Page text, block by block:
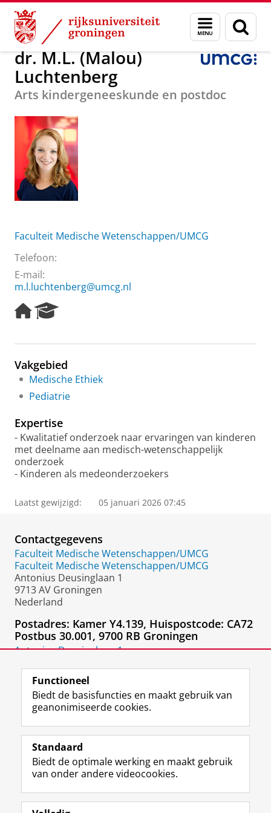
Skip
Content
Skip
Navigation
Menu
en
zoeken
Over ons dr. M.L. (Malou) Luchtenberg
dr. M.L. (Malou)
Luchtenberg
Arts kindergeneeskunde en postdoc
Faculteit Medische Wetenschappen/UMCG
Telefoon:
E-mail:
m.l.luchtenberg@umcg.nl
H
o
e
a
g
e
e
r
c
h
r
t
a
l
Vakgebied
Medische Ethiek
Pediatrie
Expertise
- Kwalitatief onderzoek naar ervaringen van kinderen
met deelname aan medisch-wetenschappelijk
onderzoek
- Kinderen als medeonderzoekers
Laatst gewijzigd: 05 januari 2026 07:45
Contactgegevens
Faculteit Medische Wetenschappen/UMCG
Faculteit Medische Wetenschappen/UMCG
Antonius Deusinglaan 1
9713 AV Groningen
Nederland
Postadres: Kamer Y4.139, Huispostcode: CA72
Postbus 30.001, 9700 RB Groningen
Antonius Deusinglaan 1
Volg de RUG
F
a
e
b
o
L
i
k
e
I
R
S
-
f
e
I
n
t
r
Y
o
T
e
Studiekiezers
Alumni
Functioneel
Biedt de basisfuncties en maakt gebruik van
geanonimiseerde cookies.
Standaard
Biedt de optimale werking en maakt gebruik
van onder andere videocookies.